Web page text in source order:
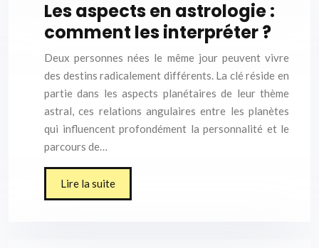
Les aspects en astrologie :
comment les interpréter ?
Deux personnes nées le même jour peuvent vivre
des destins radicalement différents. La clé réside en
partie dans les aspects planétaires de leur thème
astral, ces relations angulaires entre les planètes
qui influencent profondément la personnalité et le
parcours de…
Lire la suite